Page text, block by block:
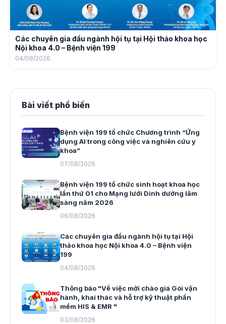
Các chuyên gia đầu ngành hội tụ tại Hội thảo khoa học
Nội khoa 4.0 – Bệnh viện 199
04/08/2026
Bài viết phổ biến
Bệnh viện 199 tổ chức Chương trình “Ứng
dụng AI trong công việc và nghiên cứu y
khoa”
07/08/2026
Bệnh viện 199 tổ chức sinh hoạt khoa học
lần thứ 01 cho Mạng lưới Dinh dưỡng lâm
sàng năm 2026
06/08/2026
Các chuyên gia đầu ngành hội tụ tại Hội
thảo khoa học Nội khoa 4.0 – Bệnh viện
199
04/08/2026
Thông báo "Về việc mời chào giá Gói vận
hành, khai thác và hỗ trợ kỹ thuật phần
mềm HIS & EMR "
03/08/2026